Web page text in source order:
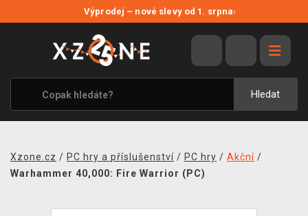
Výprodej – nové slevy od 1. srpna›
Hledat
VÝPRODEJ
VIDEOHRY
XZONE ORIGINALS
TÉMATIKY
MERCHANDISE
Xzone.cz / PC hry a příslušenství / PC hry / Akční /
Warhammer 40,000: Fire Warrior (PC)